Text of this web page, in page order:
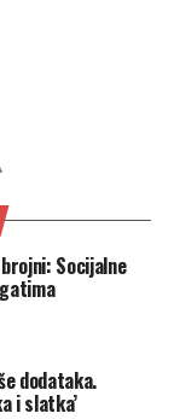
Socijalne
dodataka.
i slatka’